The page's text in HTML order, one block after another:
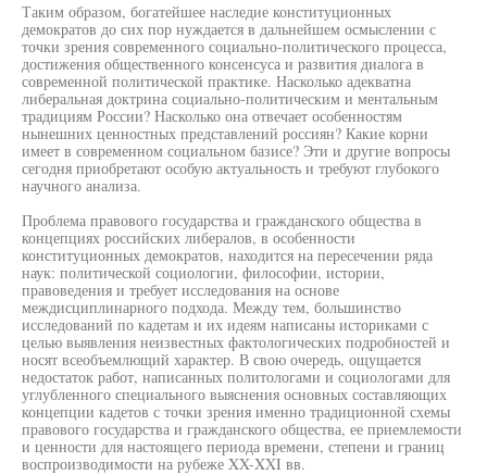
Таким образом, богатейшее наследие конституционных
демократов до сих пор нуждается в дальнейшем осмыслении с
точки зрения современного социально-политического процесса,
достижения общественного консенсуса и развития диалога в
современной политической практике. Насколько адекватна
либеральная доктрина социально-политическим и ментальным
традициям России? Насколько она отвечает особенностям
нынешних ценностных представлений россиян? Какие корни
имеет в современном социальном базисе? Эти и другие вопросы
сегодня приобретают особую актуальность и требуют глубокого
научного анализа.
Проблема правового государства и гражданского общества в
концепциях российских либералов, в особенности
конституционных демократов, находится на пересечении ряда
наук: политической социологии, философии, истории,
правоведения и требует исследования на основе
междисциплинарного подхода. Между тем, большинство
исследований по кадетам и их идеям написаны историками с
целью выявления неизвестных фактологических подробностей и
носят всеобъемлющий характер. В свою очередь, ощущается
недостаток работ, написанных политологами и социологами для
углубленного специального выяснения основных составляющих
концепции кадетов с точки зрения именно традиционной схемы
правового государства и гражданского общества, ее приемлемости
и ценности для настоящего периода времени, степени и границ
воспроизводимости на рубеже XX-XXI вв.